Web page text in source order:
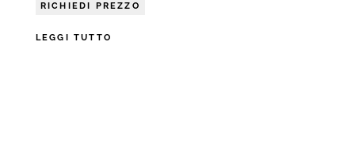
RICHIEDI PREZZO
LEGGI TUTTO